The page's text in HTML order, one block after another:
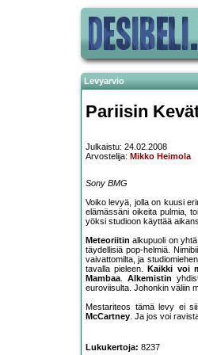
Levyarvio
Pariisin
Julkaistu: 24.02.2008
Arvostelija: Mikko Heimola
Sony BMG
Voiko levyä, jolla on kuusi
elämässäni oikeita pulmia,
yöksi studioon käyttää
Meteoriitin alkupuoli on
täydellisiä pop-helmiä.
vaivattomilta, ja
tavalla pieleen.
Kaikki voi
Mambaa. Alkemistin
euroviisulta. Johonkin väliin
Mestariteos tämä levy ei
McCartney. Ja jos voi
Lukukertoja: 8237